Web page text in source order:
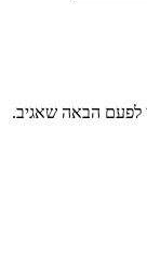
הבאה שאגיב.